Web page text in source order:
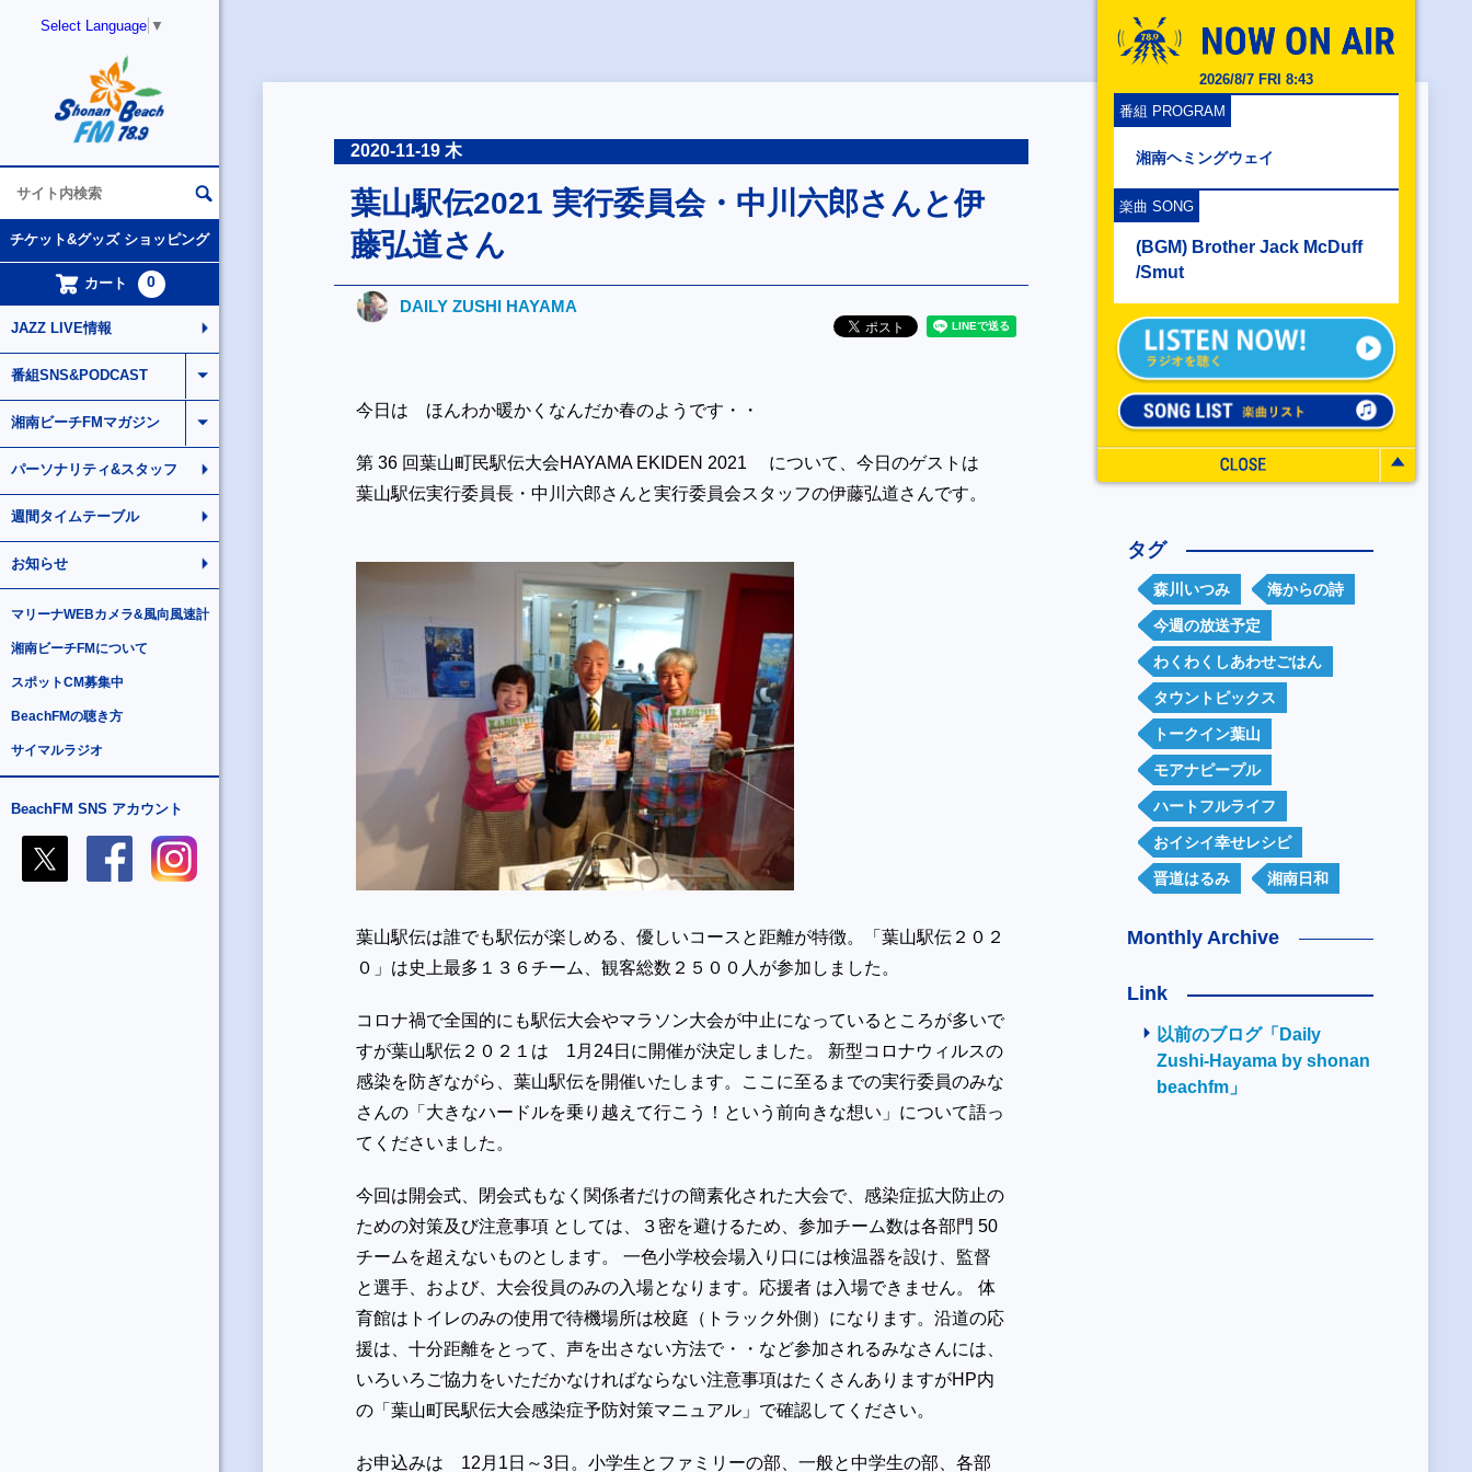
Select Language ▼
2026/8/7 FRI 8:43
番組 PROGRAM
湘南ヘミングウェイ
楽曲 SONG
(BGM) Brother Jack McDuff
/Smut
チケット&グッズ ショッピング
カート 0
JAZZ LIVE情報
番組SNS&PODCAST
湘南ビーチFMマガジン
パーソナリティ&スタッフ
週間タイムテーブル
お知らせ
マリーナWEBカメラ&風向風速計
湘南ビーチFMについて
スポットCM募集中
BeachFMの聴き方
サイマルラジオ
BeachFM SNS アカウント
2020-11-19 木
葉山駅伝2021 実行委員会・中川六郎さんと伊
藤弘道さん
DAILY ZUSHI HAYAMA
今日は ほんわか暖かくなんだか春のようです・・
第 36 回葉山町民駅伝大会HAYAMA EKIDEN 2021 について、今日のゲストは
葉山駅伝実行委員長・中川六郎さんと実行委員会スタッフの伊藤弘道さんです。
葉山駅伝は誰でも駅伝が楽しめる、優しいコースと距離が特徴。「葉山駅伝２０２
０」は史上最多１３６チーム、観客総数２５００人が参加しました。
コロナ禍で全国的にも駅伝大会やマラソン大会が中止になっているところが多いで
すが葉山駅伝２０２１は 1月24日に開催が決定しました。 新型コロナウィルスの
感染を防ぎながら、葉山駅伝を開催いたします。ここに至るまでの実行委員のみな
さんの「大きなハードルを乗り越えて行こう！という前向きな想い」について語っ
てくださいました。
今回は開会式、閉会式もなく関係者だけの簡素化された大会で、感染症拡大防止の
ための対策及び注意事項 としては、３密を避けるため、参加チーム数は各部門 50
チームを超えないものとします。 一色小学校会場入り口には検温器を設け、監督
と選手、および、大会役員のみの入場となります。応援者 は入場できません。 体
育館はトイレのみの使用で待機場所は校庭（トラック外側）になります。沿道の応
援は、十分距離をとって、声を出さない方法で・・など参加されるみなさんには、
いろいろご協力をいただかなければならない注意事項はたくさんありますがHP内
の「葉山町民駅伝大会感染症予防対策マニュアル」で確認してください。
お申込みは 12月1日～3日。小学生とファミリーの部、一般と中学生の部、各部
タグ
森川いつみ 海からの詩
今週の放送予定
わくわくしあわせごはん
タウントピックス
トークイン葉山
モアナピープル
ハートフルライフ
おイシイ幸せレシピ
晋道はるみ 湘南日和
Monthly Archive
Link
以前のブログ「Daily
Zushi-Hayama by shonan
beachfm」